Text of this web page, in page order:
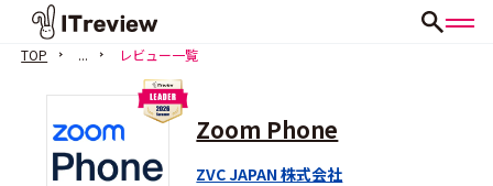
TOP ... レビュー一覧
Zoom Phone
ZVC JAPAN 株式会社